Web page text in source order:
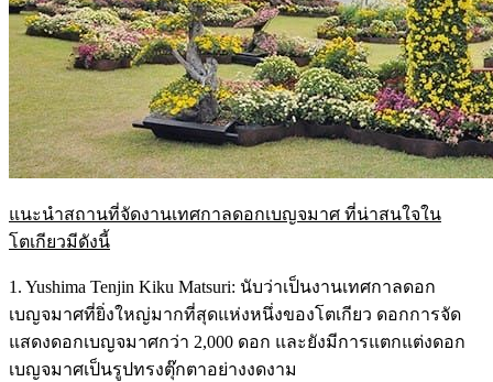
แนะนำสถานที่จัดงานเทศกาลดอกเบญจมาศ ที่น่าสนใจใน
โตเกียวมีดังนี้
1. Yushima Tenjin Kiku Matsuri: นับว่าเป็นงานเทศกาลดอก
เบญจมาศที่ยิ่งใหญ่มากที่สุดแห่งหนึ่งของโตเกียว ดอกการจัด
แสดงดอกเบญจมาศกว่า 2,000 ดอก และยังมีการแตกแต่งดอก
เบญจมาศเป็นรูปทรงตุ๊กตาอย่างงดงาม